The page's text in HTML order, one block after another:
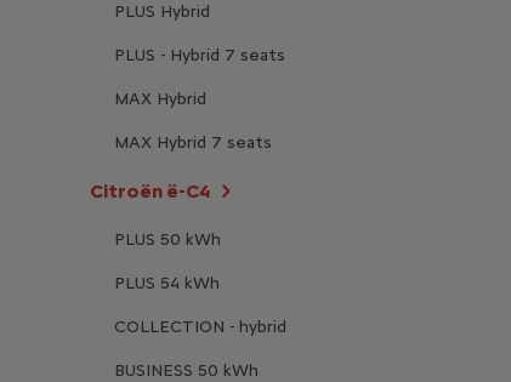
PLUS Hybrid
PLUS - Hybrid 7 seats
MAX Hybrid
MAX Hybrid 7 seats
Citroën ë-C4
PLUS 50 kWh
PLUS 54 kWh
COLLECTION - hybrid
BUSINESS 50 kWh